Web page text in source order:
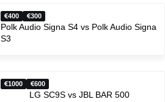
400 300
Polk Audio Signa S4 vs Polk Audio Signa
S3
1000 600
LG SC9S vs JBL BAR 500